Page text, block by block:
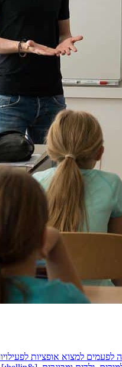
למצוא אופציות